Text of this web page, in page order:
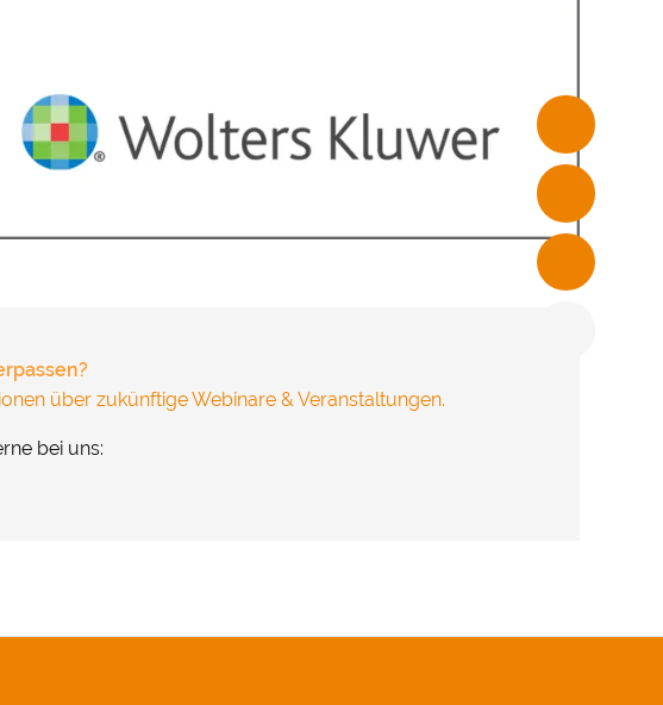
über zukünftige Webinare & Veranstaltungen.
bei uns:
wir uns freuen.
EINSTELLUNGEN